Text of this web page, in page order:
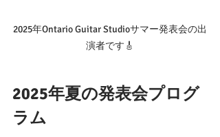
2025年Ontario Guitar Studioサマー発表会の出
演者です🎸
2025年夏の発表会プログ
ラム